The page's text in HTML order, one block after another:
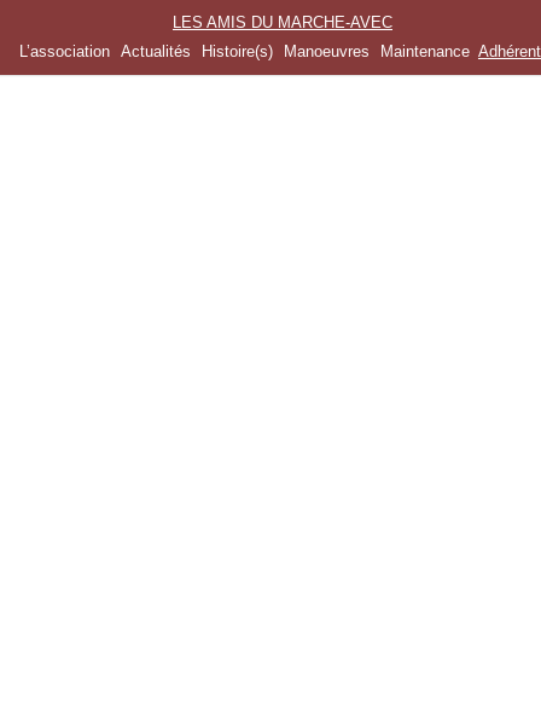
LES AMIS DU MARCHE-AVEC
L’association
Actualités Histoire(s) Manoeuvres Maintenance